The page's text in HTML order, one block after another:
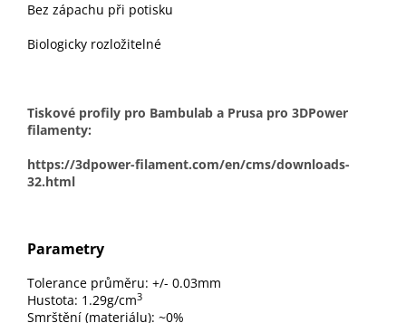
Bez zápachu při potisku
Biologicky rozložitelné
Tiskové profily pro Bambulab a Prusa pro 3DPower
filamenty:
https://3dpower-filament.com/en/cms/downloads-
32.html
Parametry
Tolerance průměru: +/- 0.03mm
Hustota: 1.29g/cm3
Smrštění (materiálu): ~0%